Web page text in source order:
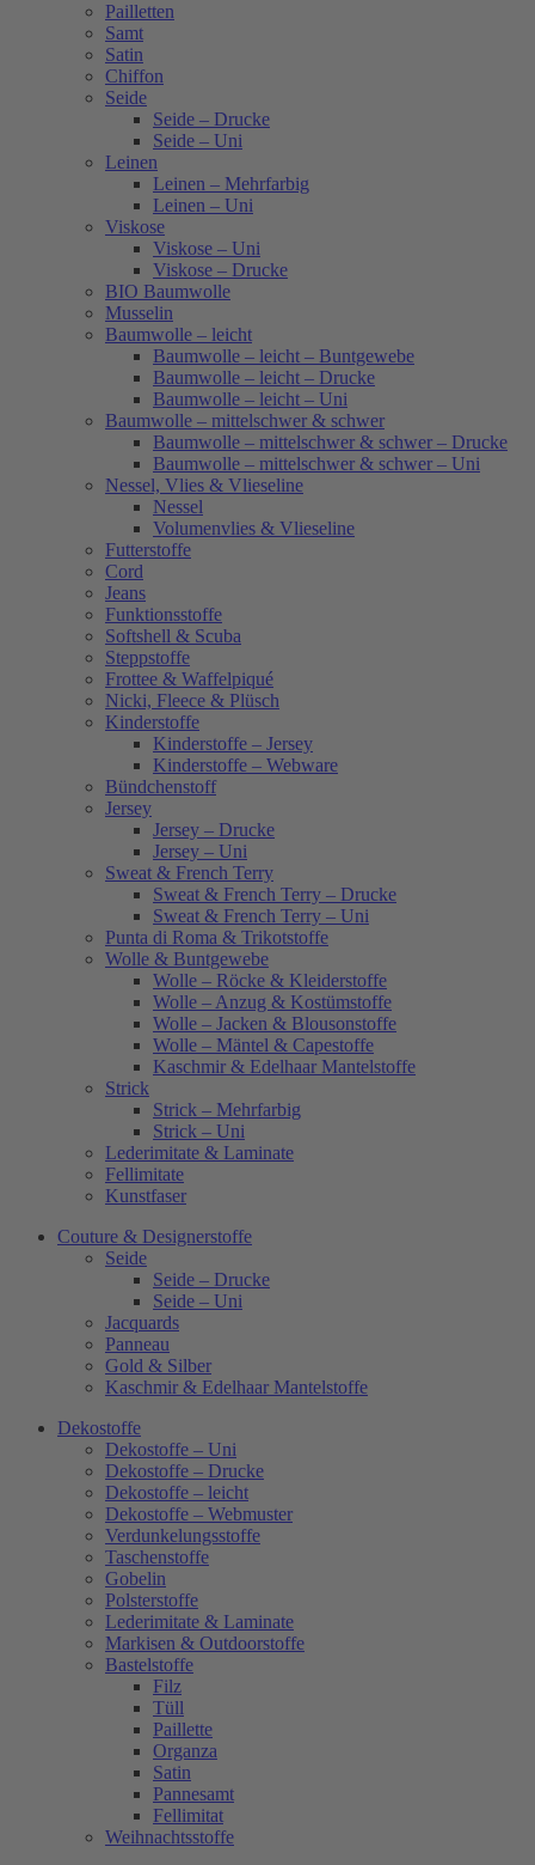
Pailletten
Samt
Satin
Chiffon
Seide
Seide – Drucke
Seide – Uni
Leinen
Leinen – Mehrfarbig
Leinen – Uni
Viskose
Viskose – Uni
Viskose – Drucke
BIO Baumwolle
Musselin
Baumwolle – leicht
Baumwolle – leicht – Buntgewebe
Baumwolle – leicht – Drucke
Baumwolle – leicht – Uni
Baumwolle – mittelschwer & schwer
Baumwolle – mittelschwer & schwer – Drucke
Baumwolle – mittelschwer & schwer – Uni
Nessel, Vlies & Vlieseline
Nessel
Volumenvlies & Vlieseline
Futterstoffe
Cord
Jeans
Funktionsstoffe
Softshell & Scuba
Steppstoffe
Frottee & Waffelpiqué
Nicki, Fleece & Plüsch
Kinderstoffe
Kinderstoffe – Jersey
Kinderstoffe – Webware
Bündchenstoff
Jersey
Jersey – Drucke
Jersey – Uni
Sweat & French Terry
Sweat & French Terry – Drucke
Sweat & French Terry – Uni
Punta di Roma & Trikotstoffe
Wolle & Buntgewebe
Wolle – Röcke & Kleiderstoffe
Wolle – Anzug & Kostümstoffe
Wolle – Jacken & Blousonstoffe
Wolle – Mäntel & Capestoffe
Kaschmir & Edelhaar Mantelstoffe
Strick
Strick – Mehrfarbig
Strick – Uni
Lederimitate & Laminate
Fellimitate
Kunstfaser
Couture & Designerstoffe
Seide
Seide – Drucke
Seide – Uni
Jacquards
Panneau
Gold & Silber
Kaschmir & Edelhaar Mantelstoffe
Dekostoffe
Dekostoffe – Uni
Dekostoffe – Drucke
Dekostoffe – leicht
Dekostoffe – Webmuster
Verdunkelungsstoffe
Taschenstoffe
Gobelin
Polsterstoffe
Lederimitate & Laminate
Markisen & Outdoorstoffe
Bastelstoffe
Filz
Tüll
Paillette
Organza
Satin
Pannesamt
Fellimitat
Weihnachtsstoffe